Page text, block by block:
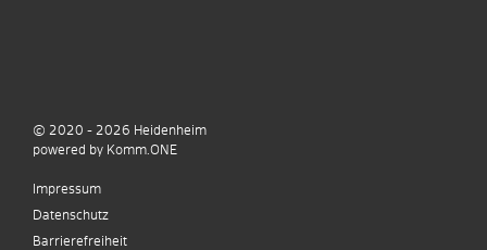
© 2020 - 2026 Heidenheim
powered by Komm.ONE
Impressum
Datenschutz
Barrierefreiheit